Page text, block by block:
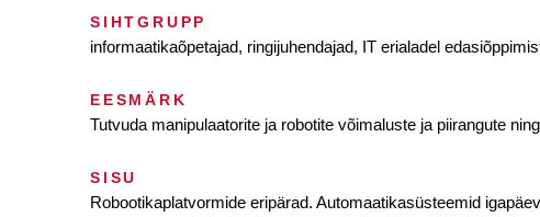
SIHTGRUPP
informaatikaõpetajad, ringijuhendajad, IT erialadel
EESMÄRK
Tutvuda manipulaatorite ja robotite võimaluste ja piirangute
SISU
Robootikaplatvormide eripärad. Automaatikasüsteemid